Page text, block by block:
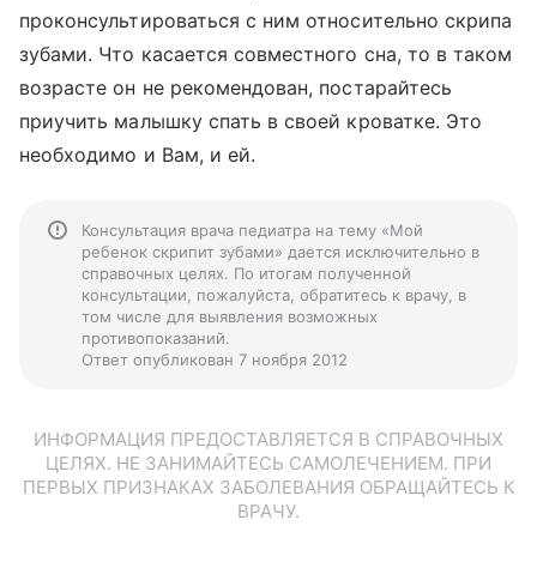
проконсультироваться с ним относительно скрипа
зубами. Что касается совместного сна, то в таком
возрасте он не рекомендован, постарайтесь
приучить малышку спать в своей кроватке. Это
необходимо и Вам, и ей.
Консультация врача педиатра на тему «Мой
ребенок скрипит зубами» дается исключительно в
справочных целях. По итогам полученной
консультации, пожалуйста, обратитесь к врачу, в
том числе для выявления возможных
противопоказаний.
Ответ опубликован 7 ноября 2012
ИНФОРМАЦИЯ ПРЕДОСТАВЛЯЕТСЯ В СПРАВОЧНЫХ
ЦЕЛЯХ. НЕ ЗАНИМАЙТЕСЬ САМОЛЕЧЕНИЕМ. ПРИ
ПЕРВЫХ ПРИЗНАКАХ ЗАБОЛЕВАНИЯ ОБРАЩАЙТЕСЬ К
ВРАЧУ.